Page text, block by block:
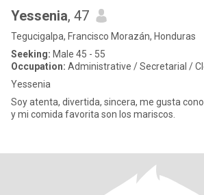
Yessenia, 47
Tegucigalpa, Francisco Morazán, Honduras
Seeking: Male 45 - 55
Occupation: Administrative / Secretarial /
Yessenia
Soy atenta, divertida, sincera, me gusta
y mi comida favorita son los mariscos.